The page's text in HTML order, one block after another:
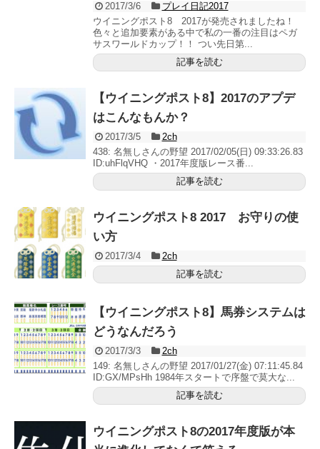
2017/3/6
プレイ日記2017
ウイニングポスト8 2017が発売されましたね！
色々と追加要素がある中で私の一番の注目はペガ
サスワールドカップ！！ つい先日第...
記事を読む
【ウイニングポスト8】2017のアプデ
はこんなもんか？
2017/3/5
2ch
438: 名無しさんの野望 2017/02/05(日) 09:33:26.83
ID:uhFlqVHQ ・2017年度版レース番...
記事を読む
ウイニングポスト8 2017 お守りの使
い方
2017/3/4
2ch
記事を読む
【ウイニングポスト8】馬券システムは
どうなんだろう
2017/3/3
2ch
149: 名無しさんの野望 2017/01/27(金) 07:11:45.84
ID:GX/MPsHh 1984年スタートで序盤で莫大な...
記事を読む
ウイニングポスト8の2017年度版が本